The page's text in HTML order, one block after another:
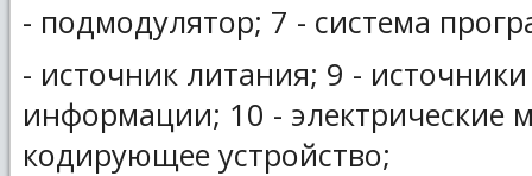
- подмодулятор; 7 - система
- источник литания; 9 -
информации; 10 - электрические
кодирующее устройство;